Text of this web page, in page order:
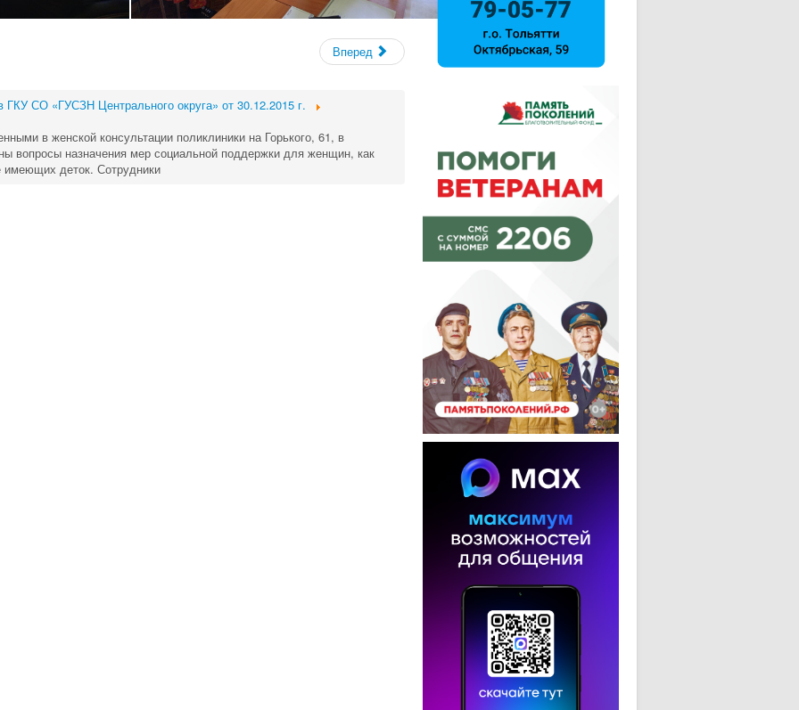
Вперед
ГКУ СО «ГУСЗН Центрального округа» от 30.12.2015 г.
в женской консультации поликлиники на Горького, 61, в
вопросы назначения мер социальной поддержки для женщин, как
имеющих деток. Сотрудники